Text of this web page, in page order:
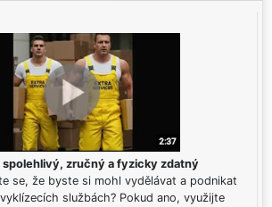
spolehlivý, zručný a fyzicky zdatný
se, že byste si mohl vydělávat a podnikat
službách? Pokud ano, využijte